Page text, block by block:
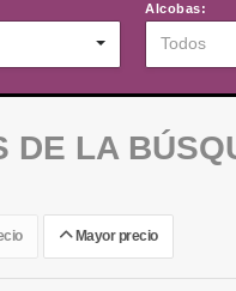
Alcobas:
Todos
DE LA
Mayor precio